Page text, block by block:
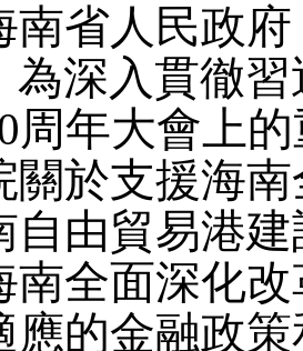
南省人民政府
為深入貫徹
周年大會上
關於支援海
自由貿易港
南全面深化
應的金融政